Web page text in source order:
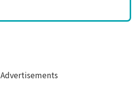
Advertisements